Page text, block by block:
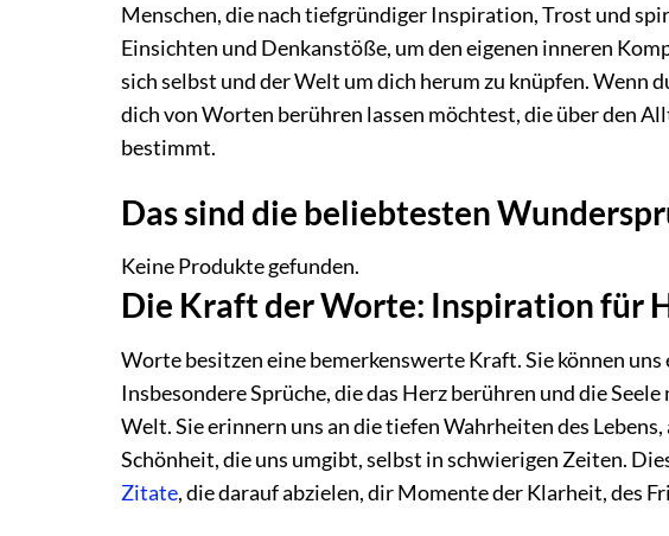
Menschen, die nach tiefgründiger Inspiration, Trost und
Einsichten und Denkanstöße, um den eigenen inneren
sich selbst und der Welt um dich herum zu knüpfen. Wenn
dich von Worten berühren lassen möchtest, die über den
bestimmt.
Das sind die beliebtesten
Keine Produkte gefunden.
Die Kraft der Worte: Inspiration für
Worte besitzen eine bemerkenswerte Kraft. Sie können
Insbesondere Sprüche, die das Herz berühren und die
Welt. Sie erinnern uns an die tiefen Wahrheiten des
Schönheit, die uns umgibt, selbst in schwierigen Zeiten.
Zitate, die darauf abzielen, dir Momente der Klarheit, des